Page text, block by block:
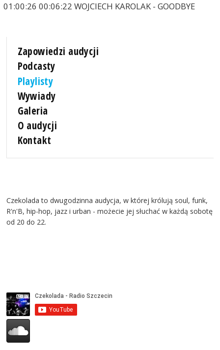
01:00:26 00:06:22 WOJCIECH KAROLAK - GOODBYE
Zapowiedzi audycji
Podcasty
Playlisty
Wywiady
Galeria
O audycji
Kontakt
Czekolada to dwugodzinna audycja, w której królują soul, funk,
R'n'B, hip-hop, jazz i urban - możecie jej słuchać w każdą sobotę
od 20 do 22.